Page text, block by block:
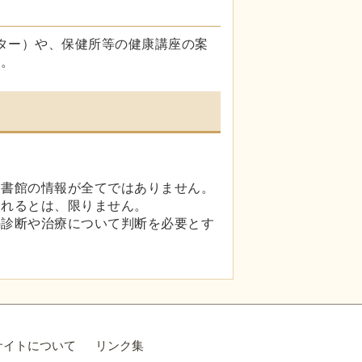
）や、保健所等の健康講座の案
館の情報が全てではありません。
るとは、限りません。
断や治療について判断を必要とす
トについて リンク集